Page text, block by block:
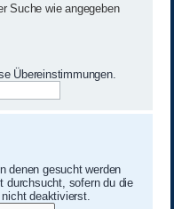
Suche wie angegeben
Übereinstimmungen.
denen gesucht werden
durchsucht, sofern du die
nicht deaktivierst.